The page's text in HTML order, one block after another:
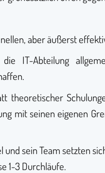
aber äußerst
IT-Abteilung
theoretischer
mit seinen eigenen
und sein Team setzten
1-3 Durchläufe.